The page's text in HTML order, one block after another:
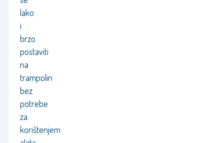
lako
i
brzo
postaviti
na
trampolin
bez
potrebe
za
korištenjem